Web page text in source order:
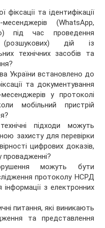
фіксації та ідентифікації
месенджерів (WhatsApp,
під час проведення
(розшукових) дій із
технічних засобів та
України встановлено до
та документування
у протоколі
мобільний пристрій
підходи можуть
захисту для перевірки
цифрових доказів,
провадженні?
можуть бути
протоколу НСРД
з електронних
питання, які виникають
та представлення